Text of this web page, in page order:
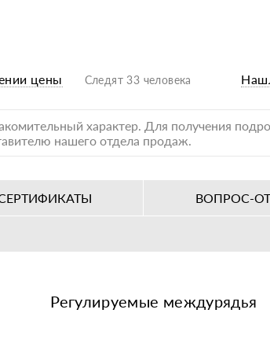
цены Следят 33 человека
характер. Для получения
нашего отдела продаж.
ВОПРОС-
Регулируемые междурядья